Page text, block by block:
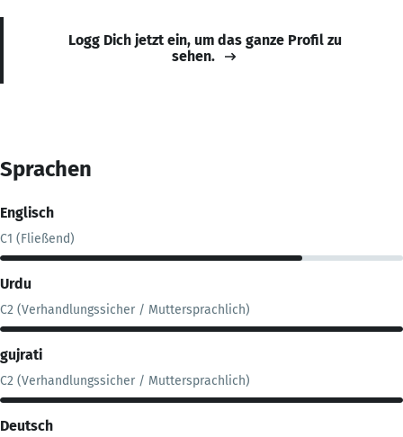
Logg Dich jetzt ein, um das ganze Profil zu
sehen.
Sprachen
Englisch
C1 (Fließend)
Urdu
C2 (Verhandlungssicher / Muttersprachlich)
gujrati
C2 (Verhandlungssicher / Muttersprachlich)
Deutsch